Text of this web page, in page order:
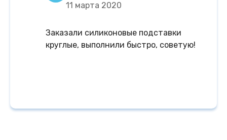
11 марта 2020
Заказали силиконовые подставки
круглые, выполнили быстро, советую!